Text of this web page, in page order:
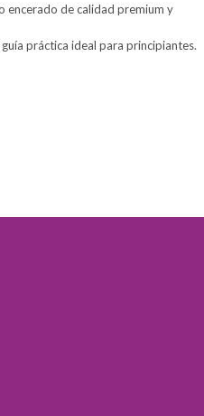
encerado de calidad premium y
práctica ideal para principiantes.